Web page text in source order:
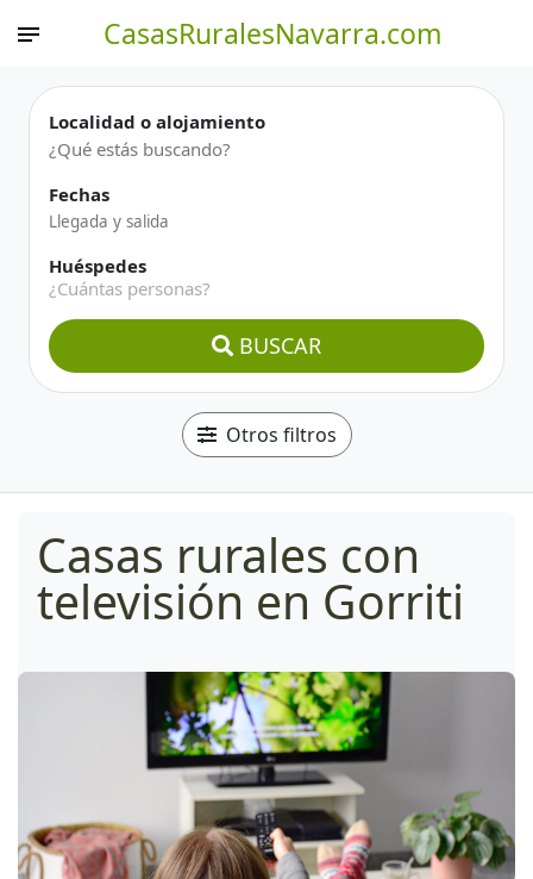
CasasRuralesNavarra.com
Localidad o alojamiento
Fechas
Huéspedes
¿Cuántas personas?
BUSCAR
Otros filtros
Casas rurales con
televisión en Gorriti